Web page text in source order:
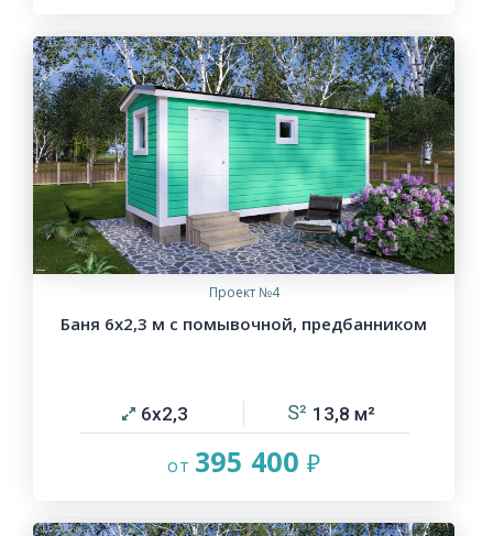
Проект №4
Баня 6х2,3 м с помывочной, предбанником
6х2,3 13,8
395 400